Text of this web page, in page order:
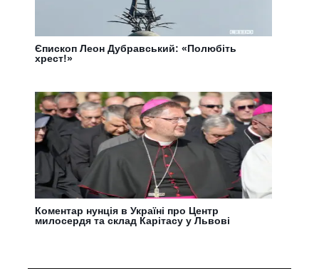
Єпископ Леон Дубравський: «Полюбіть
хрест!»
Коментар нунція в Україні про Центр
милосердя та склад Карітасу у Львові